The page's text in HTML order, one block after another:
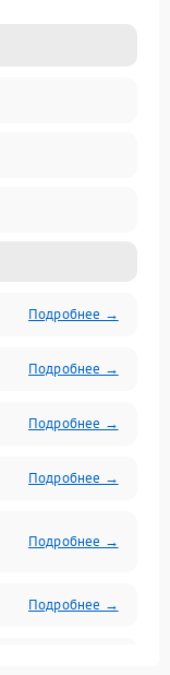
Подробнее →
Подробнее →
Подробнее →
Подробнее →
Подробнее →
Подробнее →